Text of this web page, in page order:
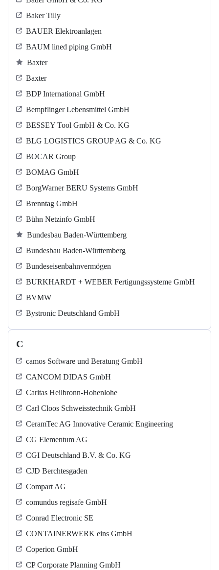
Baker Tilly
BAUER Elektroanlagen
BAUM lined piping GmbH
Baxter
Baxter
BDP International GmbH
Bempflinger Lebensmittel GmbH
BESSEY Tool GmbH & Co. KG
BLG LOGISTICS GROUP AG & Co. KG
BOCAR Group
BOMAG GmbH
BorgWarner BERU Systems GmbH
Brenntag GmbH
Bühn Netzinfo GmbH
Bundesbau Baden-Württemberg
Bundesbau Baden-Württemberg
Bundeseisenbahnvermögen
BURKHARDT + WEBER Fertigungssysteme GmbH
BVMW
Bystronic Deutschland GmbH
C
camos Software und Beratung GmbH
CANCOM DIDAS GmbH
Caritas Heilbronn-Hohenlohe
Carl Cloos Schweisstechnik GmbH
CeramTec AG Innovative Ceramic Engineering
CG Elementum AG
CGI Deutschland B.V. & Co. KG
CJD Berchtesgaden
Compart AG
comundus regisafe GmbH
Conrad Electronic SE
CONTAINERWERK eins GmbH
Coperion GmbH
CP Corporate Planning GmbH